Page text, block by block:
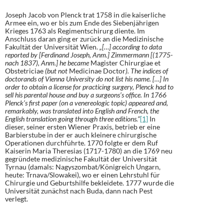
Joseph Jacob von Plenck trat 1758 in die kaiserliche
Armee ein, wo er bis zum Ende des Siebenjährigen
Krieges 1763 als Regimentschirurg diente. Im
Anschluss daran ging er zurück an die Medizinische
Fakultät der Universität Wien.„[…] according to data
reported by [Ferdinand Joseph, Anm.] Zimmermann [(1775-
nach 1837), Anm.] he becameMagister Chirurgiae et
Obstetriciae(but not Medicinae Doctor). The indices of
doctorands of Vienna University do not list his name. […] In
order to obtain a license for practicing surgery, Plenck had to
sell his parental house and buy a surgeons’s office. In 1766
Plenck’s first paper (on a venereologic topic) appeared and,
remarkably, was translated into English and French, the
English translation going through three editions.“[1] In
dieser, seiner ersten Wiener Praxis, betrieb er eine
Barbierstube in der er auch kleinere chirurgische
Operationen durchführte. 1770 folgte er dem Ruf
Kaiserin Maria Theresias (1717-1780) an die 1769 neu
gegründete medizinische Fakultät der Universität
Tyrnau (damals: Nagyszombat/Königreich Ungarn,
heute: Trnava/Slowakei), wo er einen Lehrstuhl für
Chirurgie und Geburtshilfe bekleidete. 1777 wurde die
Universität zunächst nach Buda, dann nach Pest
verlegt.